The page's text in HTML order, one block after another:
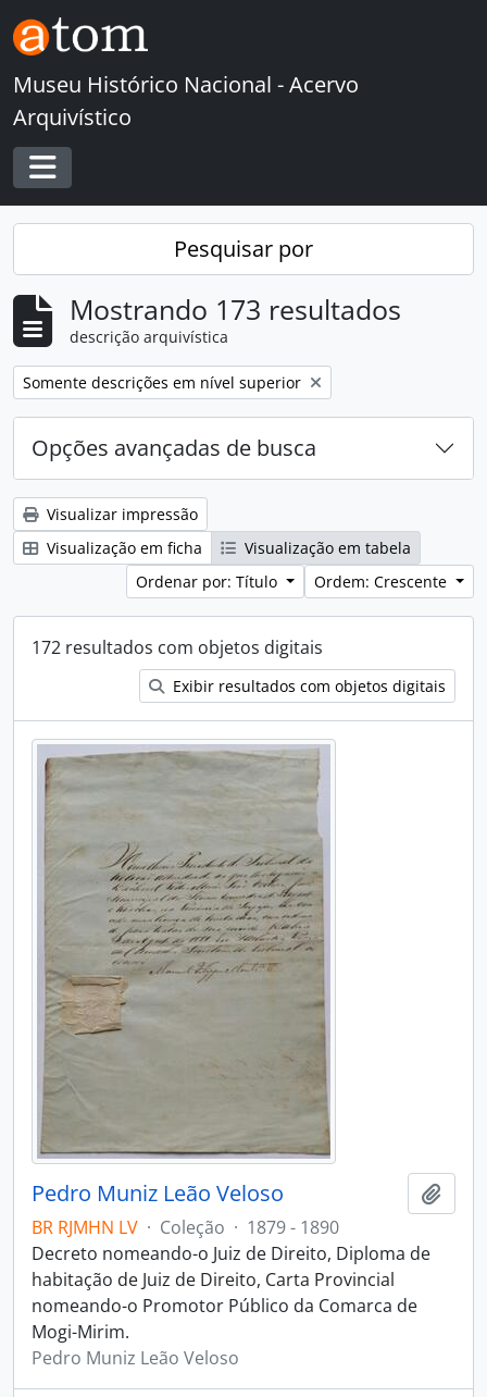
Skip to main content
Museu Histórico Nacional - Acervo
Arquivístico
Toggle navigation
Pesquisar por
Mostrando 173 resultados
descrição arquivística
Remover filtro:
Somente descrições em nível superior
Opções avançadas de busca
Visualizar impressão
Visualização em ficha
Visualização em tabela
Ordenar por: Título
Ordem: Crescente
172 resultados com objetos digitais
Exibir resultados com objetos digitais
Pedro Muniz Leão Veloso
BR RJMHN LV · Coleção · 1879 - 1890
Decreto nomeando-o Juiz de Direito, Diploma de
habitação de Juiz de Direito, Carta Provincial
nomeando-o Promotor Público da Comarca de
Mogi-Mirim.
Pedro Muniz Leão Veloso